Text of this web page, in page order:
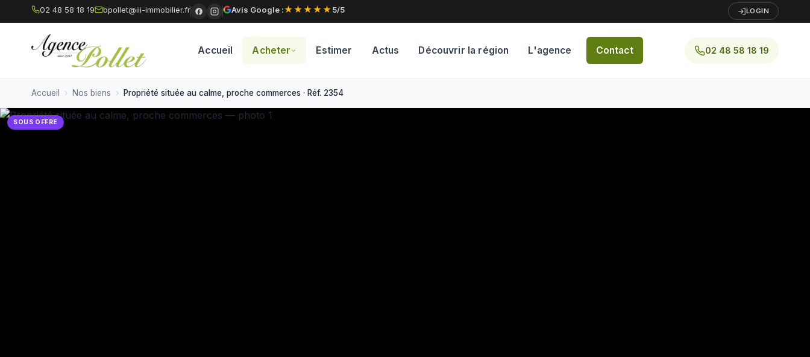
02 48 58 18 19 bpollet@iii-immobilier.fr Avis Google :★★★★★5/5 LOGIN
Accueil Acheter Estimer Actus Découvrir la région L'agence Contact 02 48 58 18 19
Accueil Nos biens Propriété située au calme, proche commerces · Réf. 2354
SOUS OFFRE